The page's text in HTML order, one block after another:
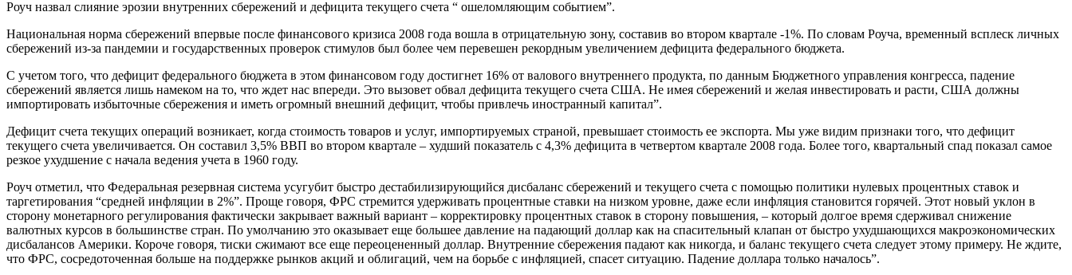
Роуч назвал слияние эрозии внутренних сбережений и дефицита текущего счета “ ошеломляющим событием”.
Национальная норма сбережений впервые после финансового кризиса 2008 года вошла в отрицательную зону, составив во втором квартале -1%. По словам Роуча, временный всплеск личных
сбережений из-за пандемии и государственных проверок стимулов был более чем перевешен рекордным увеличением дефицита федерального бюджета.
С учетом того, что дефицит федерального бюджета в этом финансовом году достигнет 16% от валового внутреннего продукта, по данным Бюджетного управления конгресса, падение
сбережений является лишь намеком на то, что ждет нас впереди. Это вызовет обвал дефицита текущего счета США. Не имея сбережений и желая инвестировать и расти, США должны
импортировать избыточные сбережения и иметь огромный внешний дефицит, чтобы привлечь иностранный капитал”.
Дефицит счета текущих операций возникает, когда стоимость товаров и услуг, импортируемых страной, превышает стоимость ее экспорта. Мы уже видим признаки того, что дефицит
текущего счета увеличивается. Он составил 3,5% ВВП во втором квартале – худший показатель с 4,3% дефицита в четвертом квартале 2008 года. Более того, квартальный спад показал самое
резкое ухудшение с начала ведения учета в 1960 году.
Роуч отметил, что Федеральная резервная система усугубит быстро дестабилизирующийся дисбаланс сбережений и текущего счета с помощью политики нулевых процентных ставок и
таргетирования “средней инфляции в 2%”. Проще говоря, ФРС стремится удерживать процентные ставки на низком уровне, даже если инфляция становится горячей. Этот новый уклон в
сторону монетарного регулирования фактически закрывает важный вариант – корректировку процентных ставок в сторону повышения, – который долгое время сдерживал снижение
валютных курсов в большинстве стран. По умолчанию это оказывает еще большее давление на падающий доллар как на спасительный клапан от быстро ухудшающихся макроэкономических
дисбалансов Америки. Короче говоря, тиски сжимают все еще переоцененный доллар. Внутренние сбережения падают как никогда, и баланс текущего счета следует этому примеру. Не ждите,
что ФРС, сосредоточенная больше на поддержке рынков акций и облигаций, чем на борьбе с инфляцией, спасет ситуацию. Падение доллара только началось”.